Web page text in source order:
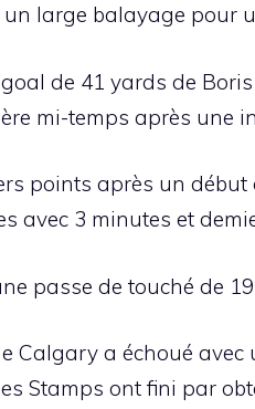
large balayage pour
de 41 yards de
mi-temps après une
points après un
avec 3 minutes et
passe de touché de
Calgary a échoué
Stamps ont fini par